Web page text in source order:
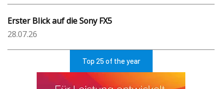
Erster Blick auf die Sony FX5
28.07.26
Top 25 of the year